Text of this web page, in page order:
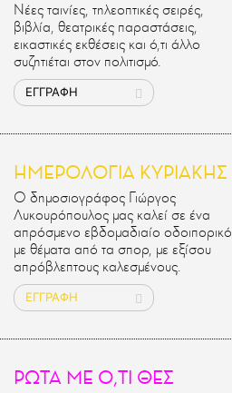
Νέες ταινίες, τηλεοπτικές σειρές,
βιβλία, θεατρικές παραστάσεις,
εικαστικές εκθέσεις και ό,τι άλλο
συζητιέται στον πολιτισμό.
ΕΓΓΡΑΦΗ
ΗΜΕΡΟΛΟΓΙΑ ΚΥΡΙΑΚΗΣ
Ο δημοσιογράφος Γιώργος
Λυκουρόπουλος μας καλεί σε ένα
απρόσμενο εβδομαδιαίο οδοιπορικό
με θέματα από τα σπορ, με εξίσου
απρόβλεπτους καλεσμένους.
ΕΓΓΡΑΦΗ
ΡΩΤΑ ΜΕ Ο,ΤΙ ΘΕΣ